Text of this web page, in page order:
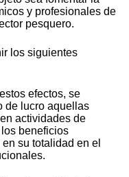
y profesionales de
pesquero.
los siguientes
efectos, se
de lucro aquellas
actividades de
beneficios
su totalidad en el